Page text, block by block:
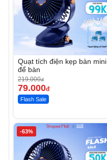
Quạt tích điện kẹp bàn mini
để bàn
219.000đ
79.000đ
Flash Sale
-63%